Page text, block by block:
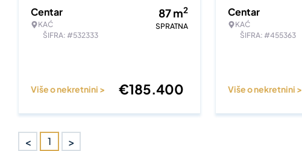
Centar
KAĆ
ŠIFRA: #532333
87m2
SPRATNA
Više o nekretnini > €185.400
Centar
KAĆ
ŠIFRA: #455363
Više o nekretnini >
< 1 >